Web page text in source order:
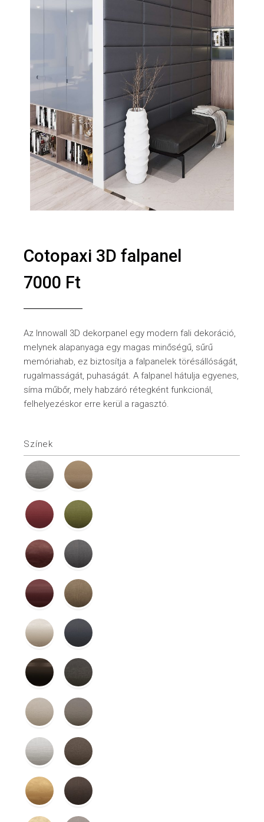
Cotopaxi 3D falpanel
7000 Ft
Az Innowall 3D dekorpanel egy modern fali dekoráció,
melynek alapanyaga egy magas minőségű, sűrű
memóriahab, ez biztosítja a falpanelek törésállóságát,
rugalmasságát, puhaságát. A falpanel hátulja egyenes,
síma műbőr, mely habzáró rétegként funkcionál,
felhelyezéskor erre kerül a ragasztó.
Színek